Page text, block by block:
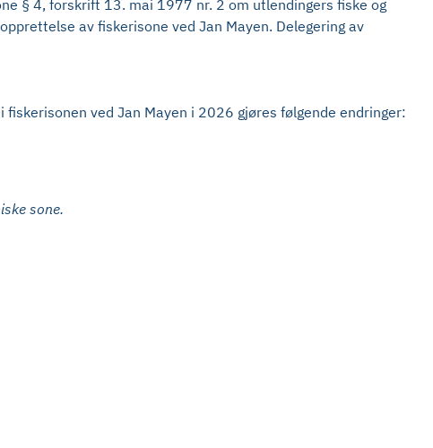
§ 4, forskrift 13. mai 1977 nr. 2 om utlendingers fiske og
av fiskerisone ved Jan Mayen. Delegering av
ved Jan Mayen i 2026 gjøres følgende endringer:
sone.